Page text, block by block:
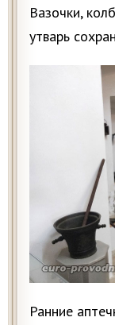
Вазочки,
утварь
Ранние